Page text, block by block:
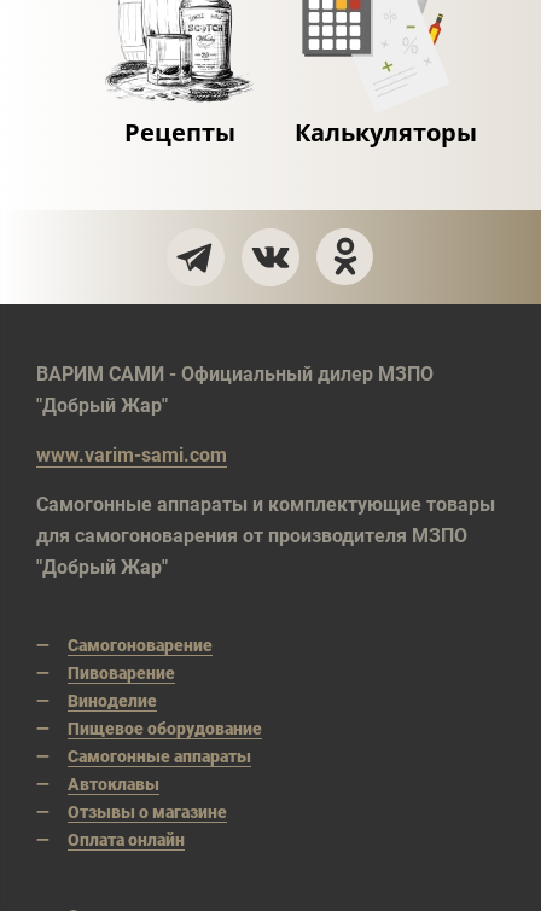
Рецепты Калькуляторы
ВАРИМ САМИ - Официальный дилер МЗПО
"Добрый Жар"
www.varim-sami.com
Самогонные аппараты и комплектующие товары
для самогоноварения от производителя МЗПО
"Добрый Жар"
Самогоноварение
Пивоварение
Виноделие
Пищевое оборудование
Самогонные аппараты
Автоклавы
Отзывы о магазине
Оплата онлайн